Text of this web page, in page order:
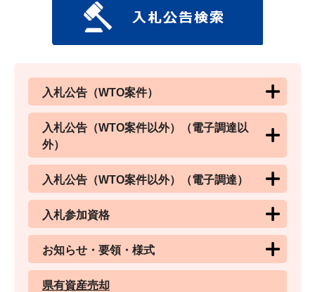
入札公告（WTO案件）
入札公告（WTO案件以外）（電子調達以
外）
入札公告（WTO案件以外）（電子調達）
入札参加資格
お知らせ・要領・様式
県有資産売却